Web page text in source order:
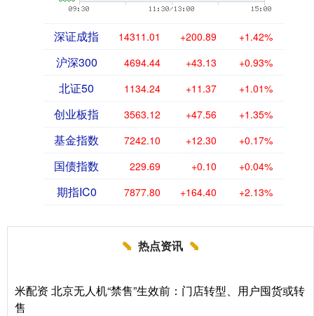
深证成指 14311.01 +200.89 +1.42%
沪深300 4694.44 +43.13 +0.93%
北证50 1134.24 +11.37 +1.01%
创业板指 3563.12 +47.56 +1.35%
基金指数 7242.10 +12.30 +0.17%
国债指数 229.69 +0.10 +0.04%
期指IC0 7877.80 +164.40 +2.13%
热点资讯
米配资 北京无人机“禁售”生效前：门店转型、用户囤货或转
售